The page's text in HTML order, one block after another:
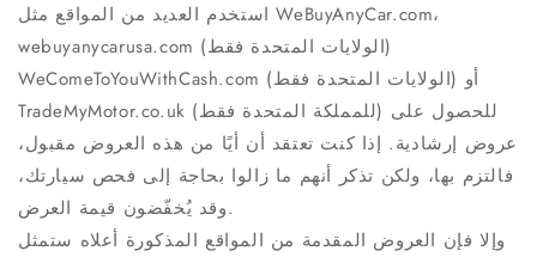
استخدم العديد من المواقع مثل WeBuyAnyCar.com،
webuyanycarusa.com (الولايات المتحدة فقط)
WeComeToYouWithCash.com (الولايات المتحدة فقط) أو
TradeMyMotor.co.uk (للمملكة المتحدة فقط) للحصول على
عروض إرشادية. إذا كنت تعتقد أن أيًا من هذه العروض مقبول،
فالتزم بها، ولكن تذكر أنهم ما زالوا بحاجة إلى فحص سيارتك،
وقد يُخفّضون قيمة العرض.
وإلا فإن العروض المقدمة من المواقع المذكورة أعلاه ستمثل